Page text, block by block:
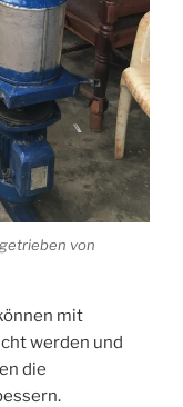
von
mit
werden und
die